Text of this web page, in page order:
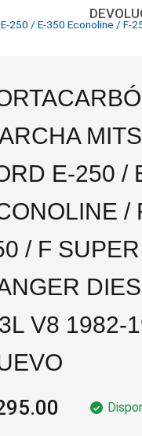
250 / E-350 Econoline / F-
E-250 /
/
/ F
V8 1982-